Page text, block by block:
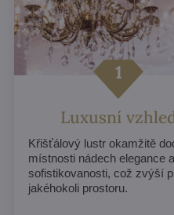
Luxusní
Křišťálový lustr okamžitě
místnosti nádech elegance a
sofistikovanosti, což zvýší
jakéhokoli prostoru.